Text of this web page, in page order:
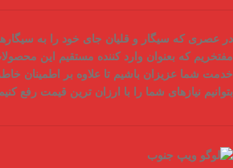
در عصری که سیگار و قلیان جای خود را به
مفتخریم که بعنوان وارد کننده مستقیم این
خدمت شما عزیزان باشیم تا علاوه بر اطمینان
بتوانیم نیازهای شما را با ارزان ترین قیمت رفع